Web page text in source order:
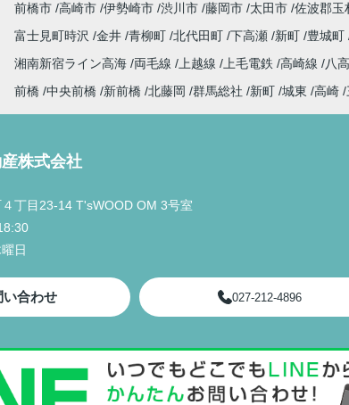
前橋市 高崎市 伊勢崎市 渋川市 藤岡市 太田市 佐波郡玉
富士見町時沢 金井 青柳町 北代田町 下高瀬 新町 豊城町
湘南新宿ライン高海 両毛線 上越線 上毛電鉄 高崎線 八
前橋 中央前橋 新前橋 北藤岡 群馬総社 新町 城東 高崎
株式会社
丁目23‐14 T'sWOOD OM 3号室
日
い合わせ 027-212-4896